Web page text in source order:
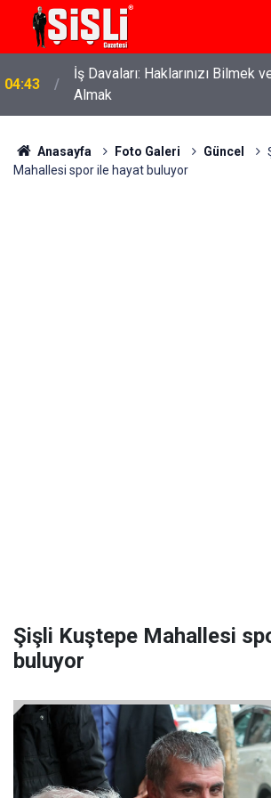
04:43
İş Davaları: Haklarınızı Bilmek
Almak
Anasayfa Foto Galeri Güncel
Mahallesi spor ile hayat buluyor
Şişli Kuştepe Mahallesi
buluyor